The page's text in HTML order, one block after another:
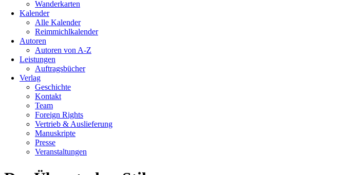
Wanderkarten
Kalender
Alle Kalender
Reimmichlkalender
Autoren
Autoren von A-Z
Leistungen
Auftragsbücher
Verlag
Geschichte
Kontakt
Team
Foreign Rights
Vertrieb & Auslieferung
Manuskripte
Presse
Veranstaltungen